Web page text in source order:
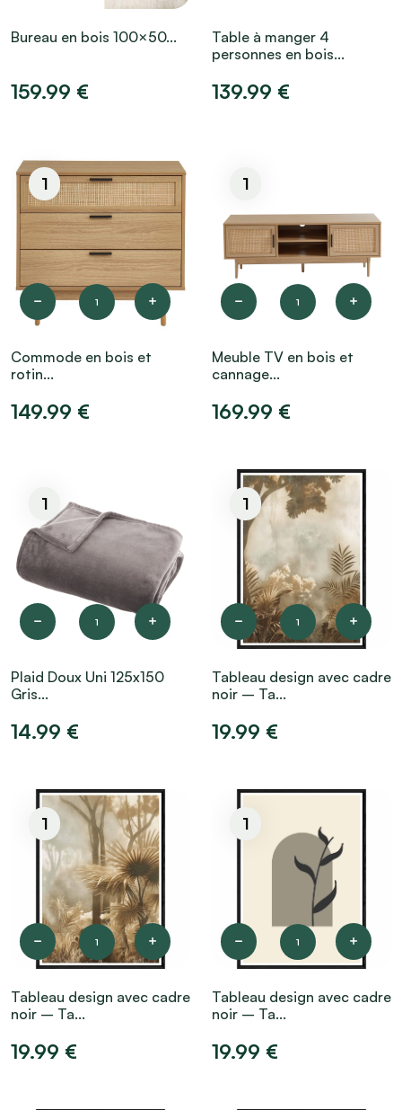
Bureau en bois 100×50...
159.99 €
Table à manger 4
personnes en bois...
139.99 €
1
1
Commode en bois et
rotin...
149.99 €
1
1
Meuble TV en bois et
cannage...
169.99 €
1
1
Plaid Doux Uni 125x150
Gris...
14.99 €
1
1
Tableau design avec cadre
noir – Ta...
19.99 €
1
1
Tableau design avec cadre
noir – Ta...
19.99 €
1
1
Tableau design avec cadre
noir – Ta...
19.99 €